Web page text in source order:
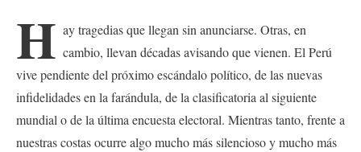
H ay tragedias que llegan sin anunciarse. Otras, en
cambio, llevan décadas avisando que vienen. El Perú
vive pendiente del próximo escándalo político, de las nuevas
infidelidades en la farándula, de la clasificatoria al siguiente
mundial o de la última encuesta electoral. Mientras tanto, frente a
nuestras costas ocurre algo mucho más silencioso y mucho más